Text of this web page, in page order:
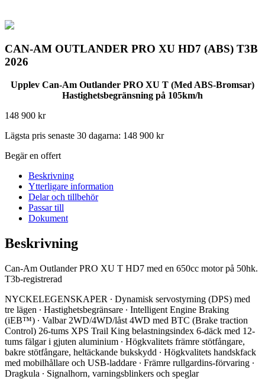
CAN-AM OUTLANDER PRO XU HD7 (ABS) T3B
2026
Upplev Can-Am Outlander PRO XU T (Med ABS-Bromsar)
Hastighetsbegränsning på 105km/h
148 900 kr
Lägsta pris senaste 30 dagarna: 148 900 kr
Begär en offert
Beskrivning
Ytterligare information
Delar och tillbehör
Passar till
Dokument
Beskrivning
Can-Am Outlander PRO XU T HD7 med en 650cc motor på 50hk.
T3b-registrerad
NYCKELEGENSKAPER ∙ Dynamisk servostyrning (DPS) med
tre lägen ∙ Hastighetsbegränsare ∙ Intelligent Engine Braking
(iEB™️) ∙ Valbar 2WD/4WD/låst 4WD med BTC (Brake traction
Control) 26-tums XPS Trail King belastningsindex 6-däck med 12-
tums fälgar i gjuten aluminium ∙ Högkvalitets främre stötfångare,
bakre stötfångare, heltäckande bukskydd ∙ Högkvalitets handskfack
med mobilhållare och USB-laddare ∙ Främre rullgardins-förvaring ∙
Dragkula ∙ Signalhorn, varningsblinkers och speglar